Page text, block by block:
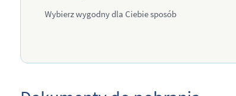
Wybierz wygodny dla Ciebie sposób